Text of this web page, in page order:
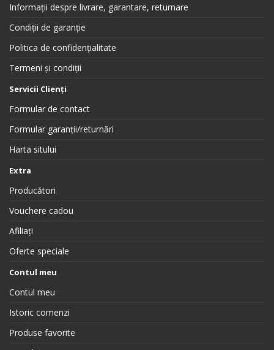
Informații despre livrare, garantare, returnare
Condiții de garanție
Politica de confidențialitate
Termeni și condiții
Servicii Clienți
Formular de contact
Formular garanții/returnări
Harta sitului
Extra
Producători
Vouchere cadou
Afiliați
Oferte speciale
Contul meu
Contul meu
Istoric comenzi
Produse favorite